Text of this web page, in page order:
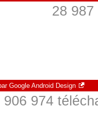
28
Google Android Design
906 974